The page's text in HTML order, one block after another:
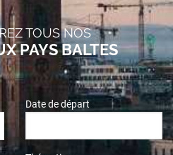
TOUS NOS
PAYS BALTES
Date de départ